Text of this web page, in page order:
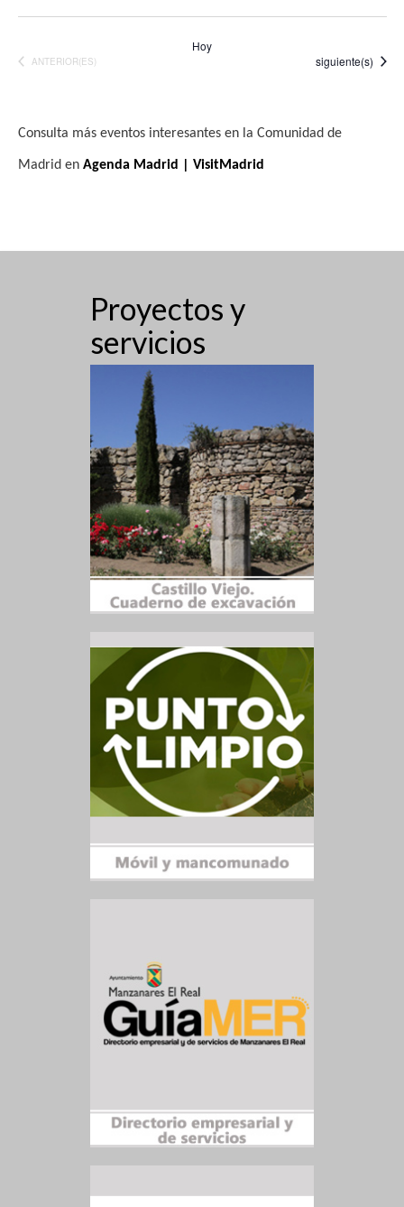
EVENTOS
ANTERIOR(ES)
Hoy
Eventos
siguiente(s)
Consulta más eventos interesantes en la Comunidad de
Madrid en Agenda Madrid | VisitMadrid
Proyectos y
servicios